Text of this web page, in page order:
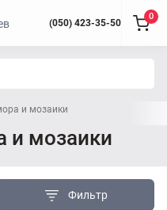
(050) 423-35-50
0
и мозаики
и мозаики
Фильтр